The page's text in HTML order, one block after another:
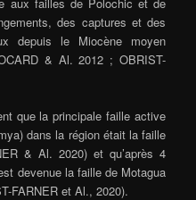
des captures et des
depuis le Miocène moyen
& Al. 2012 ; OBRIST-
que la principale faille active
dans la région était la faille
& Al. 2020) et qu’après 4
devenue la faille de Motagua
FARNER et Al., 2020).